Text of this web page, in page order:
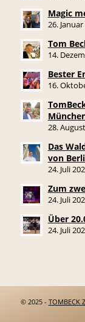
Magic
26.
Tom
14.
Bester
16.
28.
Das
von
24. Juli
Zum
24. Juli
Über
24. Juli
© 2025 - TOMBECK